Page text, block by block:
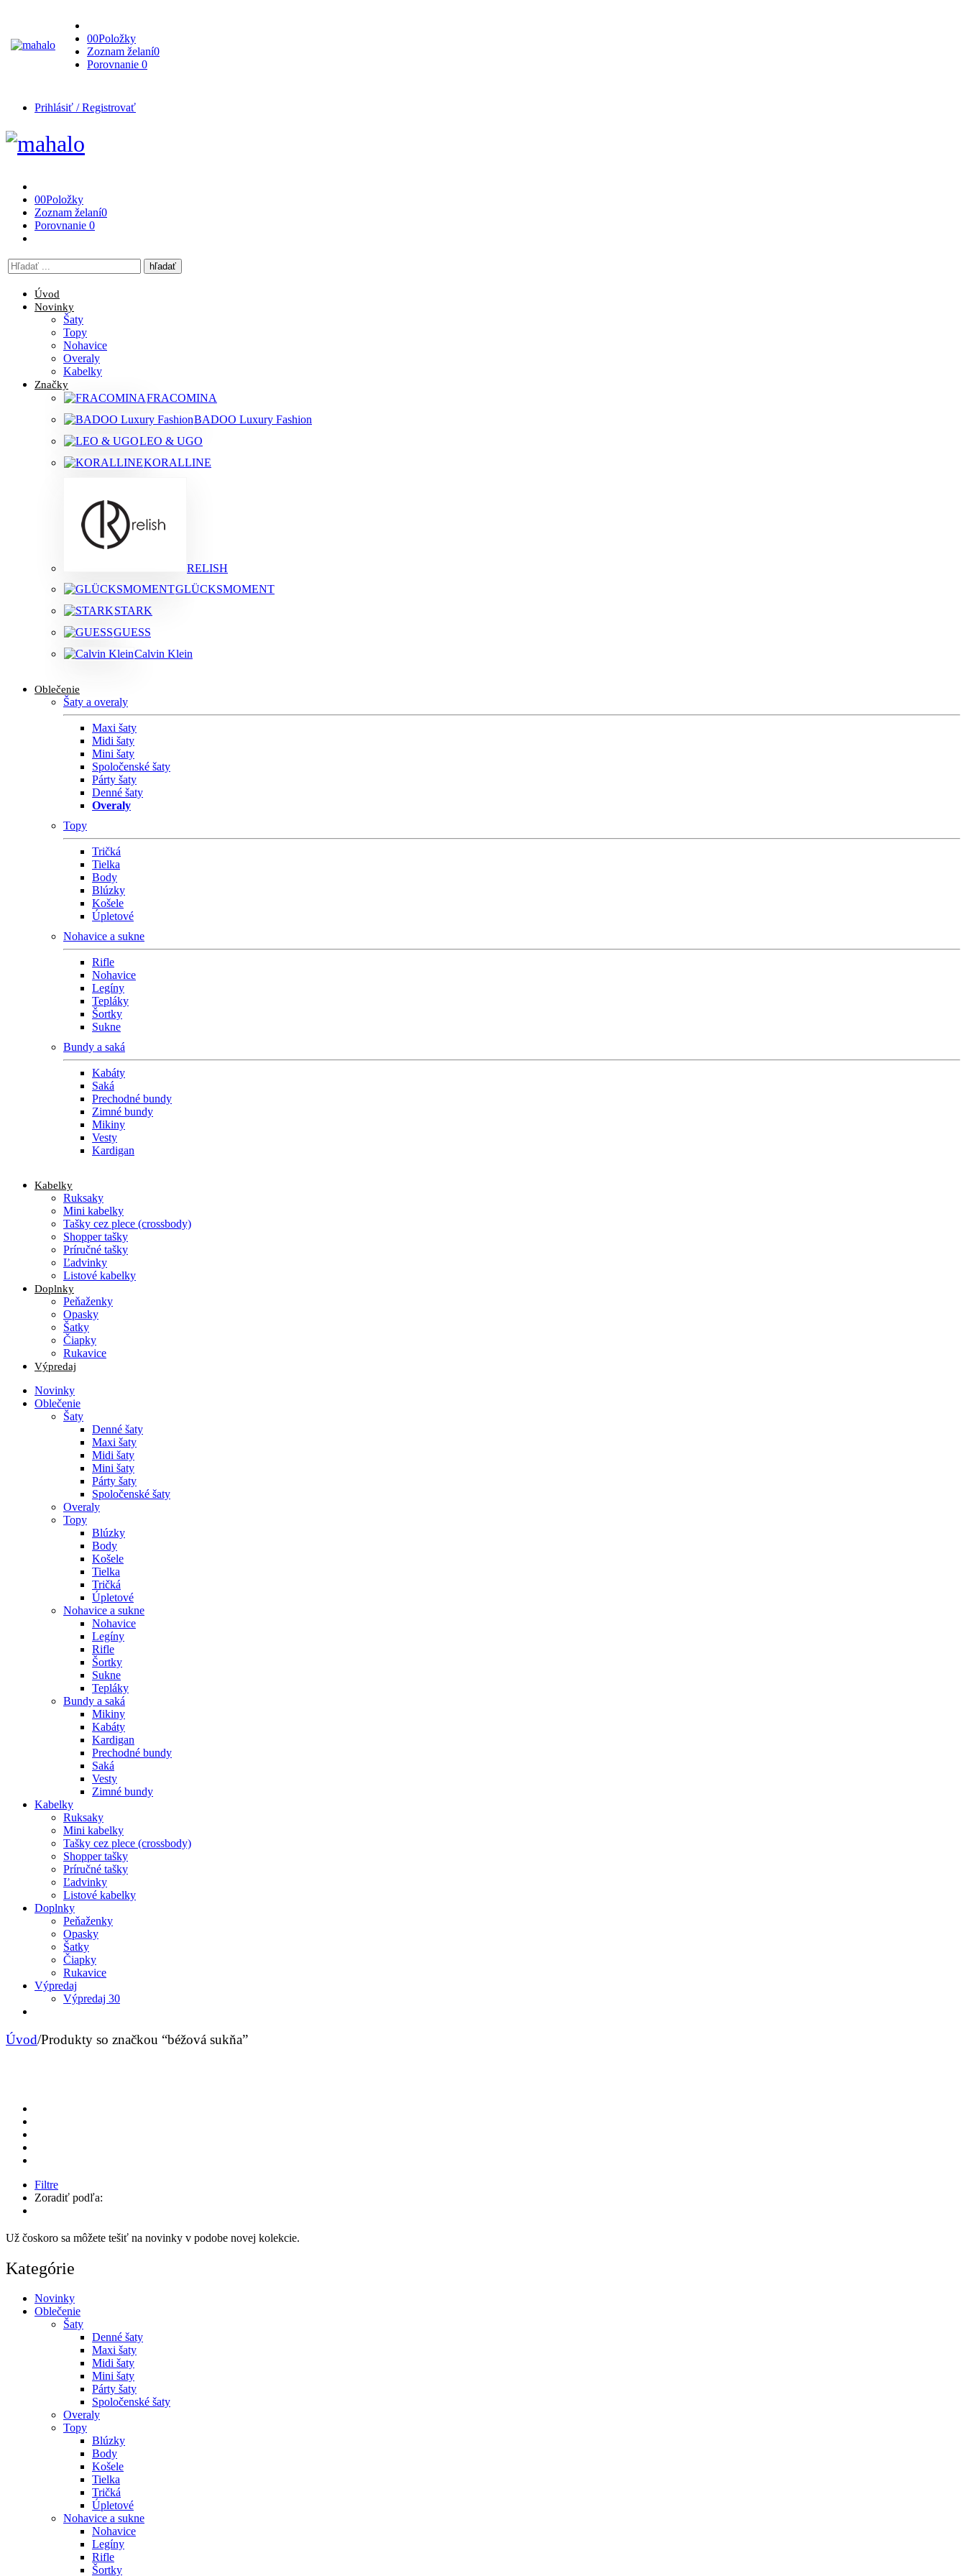
00Položky
Zoznam želaní0
Porovnanie 0
Prihlásiť / Registrovať
00Položky
Zoznam želaní0
Porovnanie 0
Vyhľadávanie
tu
Úvod
Novinky
Šaty
Topy
Nohavice
Overaly
Kabelky
Značky
FRACOMINA
BADOO Luxury Fashion
LEO & UGO
KORALLINE
RELISH
GLÜCKSMOMENT
STARK
GUESS
Calvin Klein
Oblečenie
Šaty a overaly
Maxi šaty
Midi šaty
Mini šaty
Spoločenské šaty
Párty šaty
Denné šaty
Overaly
Topy
Tričká
Tielka
Body
Blúzky
Košele
Úpletové
Nohavice a sukne
Rifle
Nohavice
Legíny
Tepláky
Šortky
Sukne
Bundy a saká
Kabáty
Saká
Prechodné bundy
Zimné bundy
Mikiny
Vesty
Kardigan
Kabelky
Ruksaky
Mini kabelky
Tašky cez plece (crossbody)
Shopper tašky
Príručné tašky
Ľadvinky
Listové kabelky
Doplnky
Peňaženky
Opasky
Šatky
Čiapky
Rukavice
Výpredaj
Novinky
Oblečenie
Šaty
Denné šaty
Maxi šaty
Midi šaty
Mini šaty
Párty šaty
Spoločenské šaty
Overaly
Topy
Blúzky
Body
Košele
Tielka
Tričká
Úpletové
Nohavice a sukne
Nohavice
Legíny
Rifle
Šortky
Sukne
Tepláky
Bundy a saká
Mikiny
Kabáty
Kardigan
Prechodné bundy
Saká
Vesty
Zimné bundy
Kabelky
Ruksaky
Mini kabelky
Tašky cez plece (crossbody)
Shopper tašky
Príručné tašky
Ľadvinky
Listové kabelky
Doplnky
Peňaženky
Opasky
Šatky
Čiapky
Rukavice
Výpredaj
Výpredaj 30
Úvod/Produkty so značkou “béžová sukňa”
Filtre
Zoradiť podľa:
Už čoskoro sa môžete tešiť na novinky v podobe novej kolekcie.
Kategórie
Novinky
Oblečenie
Šaty
Denné šaty
Maxi šaty
Midi šaty
Mini šaty
Párty šaty
Spoločenské šaty
Overaly
Topy
Blúzky
Body
Košele
Tielka
Tričká
Úpletové
Nohavice a sukne
Nohavice
Legíny
Rifle
Šortky